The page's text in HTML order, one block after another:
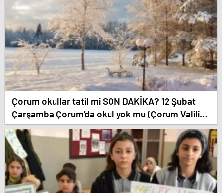
Çorum okullar tatil mi SON DAKİKA? 12 Şubat
Çarşamba Çorum’da okul yok mu (Çorum Valiliği
Açıklaması – KAR TATİLİ)?